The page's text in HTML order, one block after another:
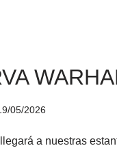
05/2026
a nuestras